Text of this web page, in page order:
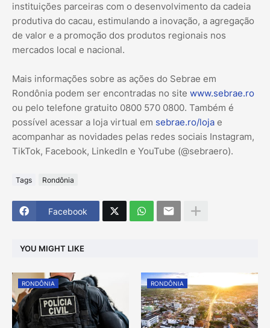
instituições parceiras com o desenvolvimento da cadeia
produtiva do cacau, estimulando a inovação, a agregação
de valor e a promoção dos produtos regionais nos
mercados local e nacional.
Mais informações sobre as ações do Sebrae em
Rondônia podem ser encontradas no site www.sebrae.ro
ou pelo telefone gratuito 0800 570 0800. Também é
possível acessar a loja virtual em sebrae.ro/loja e
acompanhar as novidades pelas redes sociais Instagram,
TikTok, Facebook, LinkedIn e YouTube (@sebraero).
Tags Rondônia
Facebook
YOU MIGHT LIKE
RONDÔNIA RONDÔNIA